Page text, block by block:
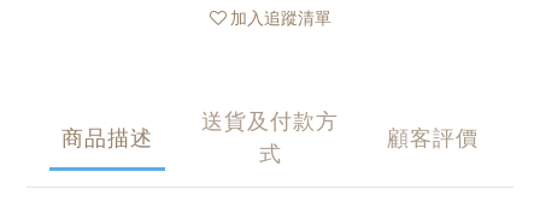
加入追蹤清單
商品描述
送貨及付款方
式
顧客評價